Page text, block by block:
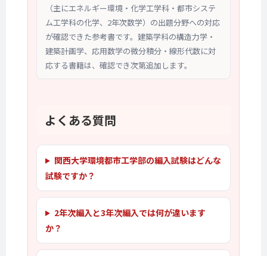
（主にエネルギー環境・化学工学科・都市システ
ム工学科の化学、2年次数学）の出題分野への対応
が確認できた参考書です。建築学科の構造力学・
建築計画学、応用数学の微分積分・線形代数に対
応する書籍は、確認でき次第追加します。
よくある質問
関西大学環境都市工学部の編入試験はどんな
試験ですか？
2年次編入と3年次編入では何が違います
か？